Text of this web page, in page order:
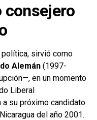
consejero
política, sirvió como
Alemán (1997-
en un momento
Liberal
su próximo candidato
del año 2001.